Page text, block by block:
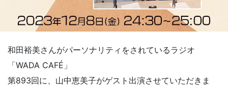
和田裕美さんがパーソナリティをされているラジオ
「WADA CAFÉ」
第893回に、山中恵美子がゲスト出演させていただきま